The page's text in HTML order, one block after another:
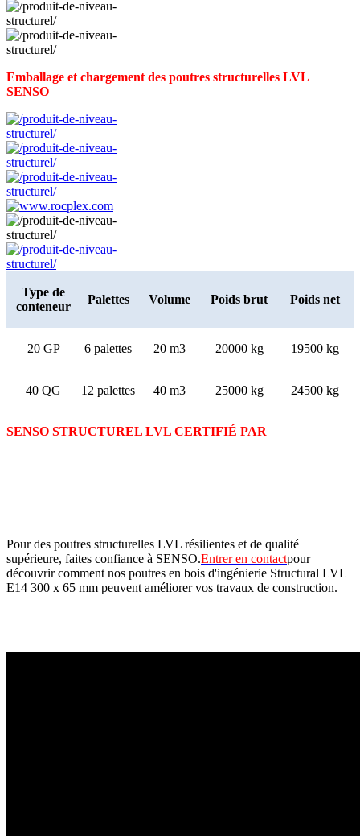
Emballage et chargement des poutres structurelles LVL
SENSO
Type de
conteneur
Palettes Volume Poids brut Poids net
20 GP 6 palettes 20 m3 20000 kg 19500 kg
40 QG 12 palettes 40 m3 25000 kg 24500 kg
SENSO STRUCTUREL LVL CERTIFIÉ PAR
Pour des poutres structurelles LVL résilientes et de qualité
supérieure, faites confiance à SENSO.Entrer en contactpour
découvrir comment nos poutres en bois d'ingénierie Structural LVL
E14 300 x 65 mm peuvent améliorer vos travaux de construction.